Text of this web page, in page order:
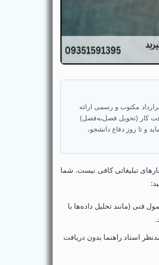
مکتوب و رسمی ارائه
کار (تحویل فصل‌به‌فصل)
زیر ۲۰ درصد ارائه نماید و تا روز دفاع دانشجو،
تبلیغاتی کافی نیست. شما
فنی (مانند تحلیل داده‌ها با
استاد راهنما بدون دریافت